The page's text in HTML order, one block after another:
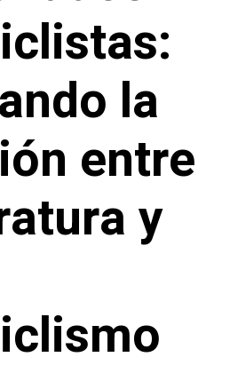
la
entre
y